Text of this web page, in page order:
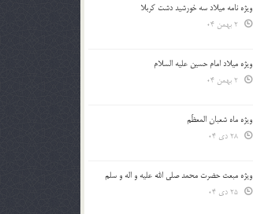
ویژه نامه میلاد سه خورشید دشت کربلا
ویژه میلاد امام حسین علیه السلام
ویژه ماه شعبان المعظّم
ویژه مبعث حضرت محمد صلی الله علیه و اله و سلم